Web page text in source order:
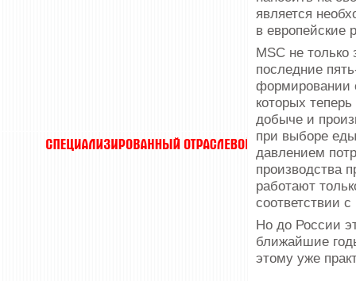
является
в европейские
MSC не
последние
формировании
которых
добыче и
при выборе
давлением
производства
работают
соответствии
Но до России
ближайшие
этому уже